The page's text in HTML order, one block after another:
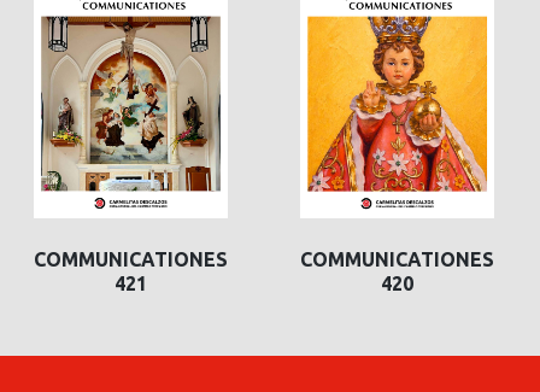
COMMUNICATIONES
421
COMMUNICATIONES
420